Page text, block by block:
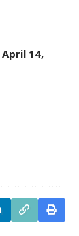
April 14,